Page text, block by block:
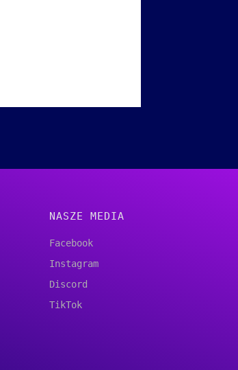
NASZE MEDIA
Facebook
Instagram
Discord
TikTok